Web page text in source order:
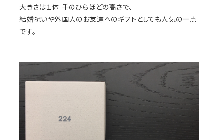
大きさは１体 手のひらほどの高さで、
結婚祝いや外国人のお友達へのギフトとしても人気の一点
です。